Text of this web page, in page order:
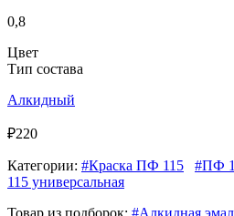
0,8
Цвет
Тип состава
Алкидный
₽220
Категории: #Краска ПФ 115 #ПФ
115 универсальная